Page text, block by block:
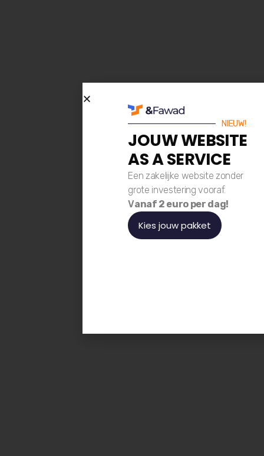
NIEUW!
JOUW WEBSITE
AS A SERVICE
Een zakelijke website zonder
grote investering vooraf.
Vanaf 2 euro per dag!
Kies jouw pakket